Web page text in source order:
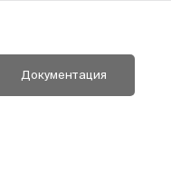
Документация